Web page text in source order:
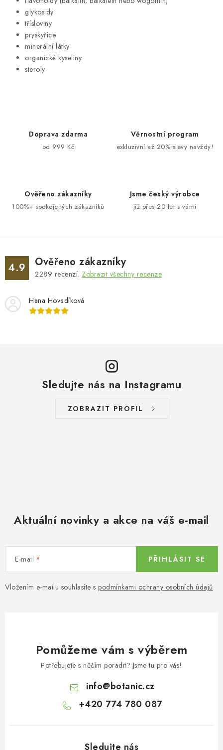
glykosidy
třísloviny
pryskyřice
minerální látky
organické kyseliny
steroly
Doprava zdarma
od 999 Kč
Věrnostní program
exkluzivní až 20% slevy navždy!
Ověřeno zákazníky
100%+ spokojených zákazníků
Jsme český výrobce
již přes 20 let s vámi
4.9 Ověřeno zákazníky
2289 recenzí. Zobrazit všechny recenze
Hana Hovadíková
Sledujte nás na Instagramu
ZOBRAZIT PROFIL
Aktuální novinky a akce na váš e-mail
E-mail
Vložením e-mailu souhlasíte s podmínkami ochrany osobních údajů
PŘIHLÁSIT SE
Pomůžeme vám s výběrem
Potřebujete s něčím poradit? Jsme tu pro vás!
info@botanic.cz
+420 774 780 087